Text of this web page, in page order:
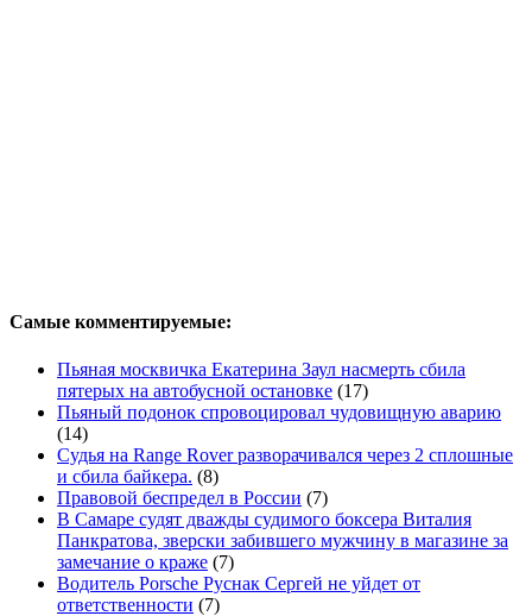
Самые комментируемые:
Пьяная москвичка Екатерина Заул насмерть сбила
пятерых на автобусной остановке (17)
Пьяный подонок спровоцировал чудовищную аварию
(14)
Судья на Range Rover разворачивался через 2 сплошные
и сбила байкера. (8)
Правовой беспредел в России (7)
В Самаре судят дважды судимого боксера Виталия
Панкратова, зверски забившего мужчину в магазине за
замечание о краже (7)
Водитель Porsche Руснак Сергей не уйдет от
ответственности (7)